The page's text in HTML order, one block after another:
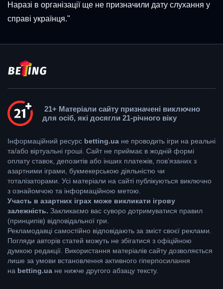
Наразі в організації ще не призначили дату слухання у
справі українця."
21+ Матеріали сайту призначені виключно
для осіб, які досягли 21-річного віку
Інформаційний ресурс betting.ua не проводить ігри на реальні
та/або віртуальні гроші. Сайт не приймає в жодній формі
оплату ставок, депозитів або інших платежів, пов’язаних з
азартними іграми, букмекерською діяльністю чи
тоталізаторами. Усі матеріали на сайті публікуються виключно
з ознайомчою та інформаційною метою.
Участь в азартних іграх може викликати ігрову
залежність. Закликаємо вас суворо дотримуватися правил
(принципів) відповідальної гри.
Рекламодавці самостійно відповідають за зміст своєї реклами.
Погляди авторів статей можуть не збігатися з офіційною
думкою редакції. Використання матеріалів сайту дозволяється
лише за умови встановлення активного гіперпосилання
на betting.ua не нижче другого абзацу тексту.